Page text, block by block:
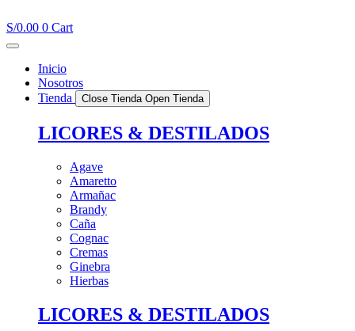
al
contenido
S/0.00 0 Cart
Inicio
Nosotros
Tienda
Close Tienda Open Tienda
LICORES & DESTILADOS
Agave
Amaretto
Armañac
Brandy
Caña
Cognac
Cremas
Ginebra
Hierbas
LICORES & DESTILADOS